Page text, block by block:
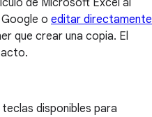
o editar directamente
que crear una copia. El
disponibles para